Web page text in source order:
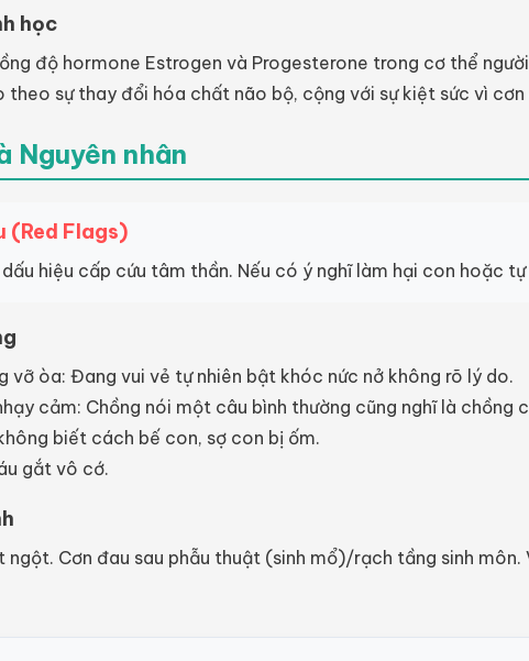
học
độ hormone Estrogen và Progesterone trong cơ thể
sự thay đổi hóa chất não bộ, cộng với sự kiệt sức vì
Nguyên nhân
(Red Flags)
dấu hiệu cấp cứu tâm thần. Nếu có ý nghĩ làm hại con hoặc
vỡ òa: Đang vui vẻ tự nhiên bật khóc nức nở không rõ lý do.
cảm: Chồng nói một câu bình thường cũng nghĩ là chồng
biết cách bế con, sợ con bị ốm.
gắt vô cớ.
ngột. Cơn đau sau phẫu thuật (sinh mổ)/rạch tầng sinh